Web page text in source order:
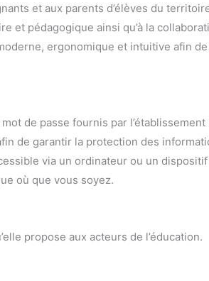
et aux parents d’élèves du
et pédagogique ainsi qu’à la
ergonomique et intuitive afin de
de passe fournis par l’établissement
de garantir la protection des
via un ordinateur ou un dispositif
où que vous soyez.
propose aux acteurs de l’éducation.